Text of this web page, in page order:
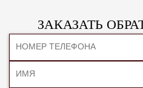
ЗАКАЗАТЬ